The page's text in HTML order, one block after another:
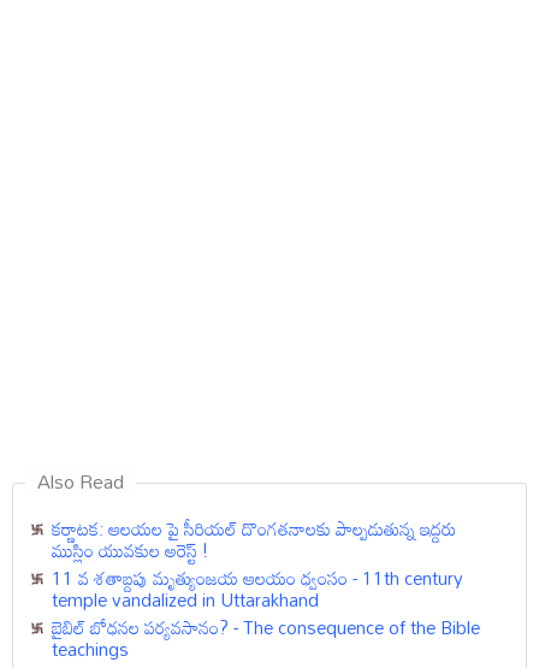
Also Read
కర్ణాటక: ఆలయల పై సీరియల్ దొంగతనాలకు పాల్పడుతున్న ఇద్దరు
ముస్లిం యువకుల అరెస్ట్ !
11 వ శతాబ్దపు మృత్యుంజయ ఆలయం ధ్వంసం - 11th century
temple vandalized in Uttarakhand
బైబిల్ బోధనల పర్యవసానం? - The consequence of the Bible
teachings